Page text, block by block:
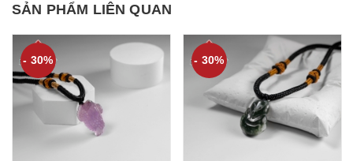
SẢN PHẨM LIÊN QUAN
- 30% - 30%